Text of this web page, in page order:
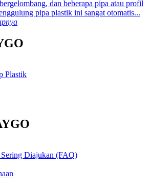
dan beberapa pipa atau profil
pipa plastik ini sangat otomatis...
Plastik
Sering Diajukan (FAQ)